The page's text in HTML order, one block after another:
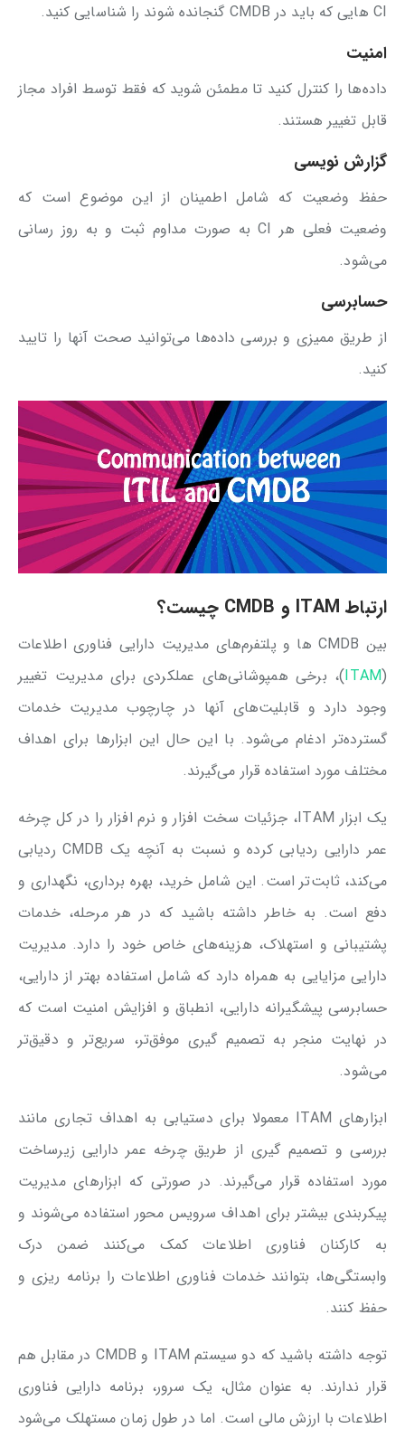
CI هایی که باید در CMDB گنجانده شوند را شناسایی کنید.
امنیت
داده‌ها را کنترل کنید تا مطمئن شوید که فقط توسط افراد مجاز
قابل تغییر هستند.
گزارش نویسی
حفظ وضعیت که شامل اطمینان از این موضوع است که
وضعیت فعلی هر CI به صورت مداوم ثبت و به روز رسانی
می‌شود.
حسابرسی
از طریق ممیزی و بررسی داده‌ها می‌توانید صحت آنها را تایید
کنید.
ارتباط ITAM و CMDB چیست؟
بین CMDB ها و پلتفرم‌های مدیریت دارایی فناوری اطلاعات
(
ITAM)، برخی همپوشانی‌های عملکردی برای مدیریت تغییر
وجود دارد و قابلیت‌های آنها در چارچوب مدیریت خدمات
گسترده‌تر ادغام می‌شود. با این حال این ابزارها برای اهداف
مختلف مورد استفاده قرار می‌گیرند.
یک ابزار ITAM، جزئیات سخت افزار و نرم افزار را در کل چرخه
عمر دارایی ردیابی کرده و نسبت به آنچه یک CMDB ردیابی
می‌کند، ثابت‌تر است. این شامل خرید، بهره برداری، نگهداری و
دفع است. به خاطر داشته باشید که در هر مرحله، خدمات
پشتیبانی و استهلاک، هزینه‌های خاص خود را دارد. مدیریت
دارایی مزایایی به همراه دارد که شامل استفاده بهتر از دارایی،
حسابرسی پیشگیرانه دارایی، انطباق و افزایش امنیت است که
در نهایت منجر به تصمیم گیری موفق‌تر، سریع‌تر و دقیق‌تر
می‌شود.
ابزارهای ITAM معمولا برای دستیابی به اهداف تجاری مانند
بررسی و تصمیم گیری از طریق چرخه عمر دارایی زیرساخت
مورد استفاده قرار می‌گیرند. در صورتی که ابزارهای مدیریت
پیکربندی بیشتر برای اهداف سرویس محور استفاده می‌شوند و
به کارکنان فناوری اطلاعات کمک می‌کنند ضمن درک
وابستگی‌ها، بتوانند خدمات فناوری اطلاعات را برنامه ریزی و
حفظ کنند.
توجه داشته باشید که دو سیستم ITAM و CMDB در مقابل هم
قرار ندارند. به عنوان مثال، یک سرور، برنامه دارایی فناوری
اطلاعات با ارزش مالی است. اما در طول زمان مستهلک می‌شود